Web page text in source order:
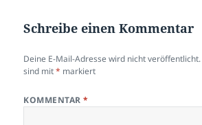
Schreibe einen Kommentar
Deine E-Mail-Adresse wird nicht veröffentlicht.
sind mit* markiert
KOMMENTAR*